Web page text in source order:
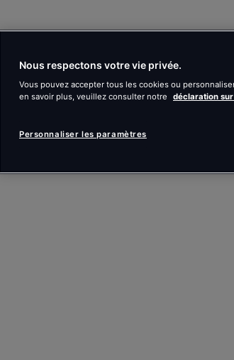
Nous respectons votre vie privée.
Vous pouvez accepter tous les cookies ou
en savoir plus, veuillez consulter notre
déclaration
Personnaliser les paramètres